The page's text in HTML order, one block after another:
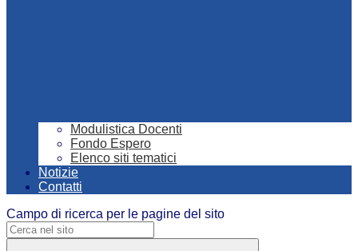
Modulistica Docenti
Fondo Espero
Elenco siti tematici
Notizie
Contatti
Campo di ricerca per le pagine del sito